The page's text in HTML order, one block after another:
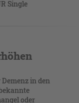
Single
in den
oder